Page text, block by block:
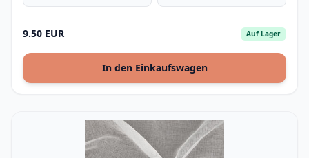
9.50 EUR Auf Lager
In den Einkaufswagen